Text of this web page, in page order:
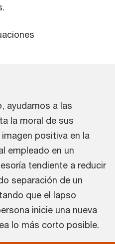
ayudamos a las
la moral de sus
positiva en la
empleado en un
tendiente a reducir
separación de un
que el lapso
inicie una nueva
lo más corto posible.